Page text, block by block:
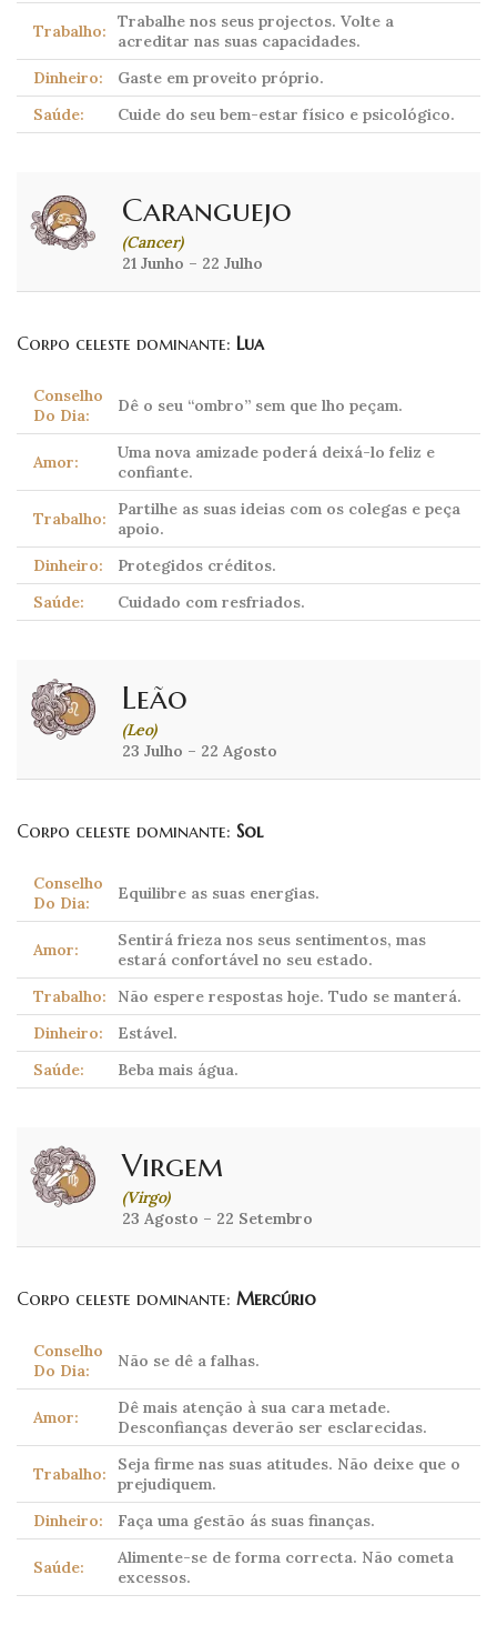
Trabalho:
Trabalhe nos seus projectos. Volte a
acreditar nas suas capacidades.
Dinheiro:
Gaste em proveito próprio.
Saúde:
Cuide do seu bem-estar físico e psicológico.
Caranguejo
(Cancer)
21 Junho – 22 Julho
Corpo celeste dominante: Lua
Conselho
Do Dia:
Dê o seu “ombro” sem que lho peçam.
Amor:
Uma nova amizade poderá deixá-lo feliz e
confiante.
Trabalho:
Partilhe as suas ideias com os colegas e peça
apoio.
Dinheiro:
Protegidos créditos.
Saúde:
Cuidado com resfriados.
Leão
(Leo)
23 Julho – 22 Agosto
Corpo celeste dominante: Sol
Conselho
Do Dia:
Equilibre as suas energias.
Amor:
Sentirá frieza nos seus sentimentos, mas
estará confortável no seu estado.
Trabalho:
Não espere respostas hoje. Tudo se manterá.
Dinheiro:
Estável.
Saúde:
Beba mais água.
Virgem
(Virgo)
23 Agosto – 22 Setembro
Corpo celeste dominante: Mercúrio
Conselho
Do Dia:
Não se dê a falhas.
Amor:
Dê mais atenção à sua cara metade.
Desconfianças deverão ser esclarecidas.
Trabalho:
Seja firme nas suas atitudes. Não deixe que o
prejudiquem.
Dinheiro:
Faça uma gestão ás suas finanças.
Saúde:
Alimente-se de forma correcta. Não cometa
excessos.